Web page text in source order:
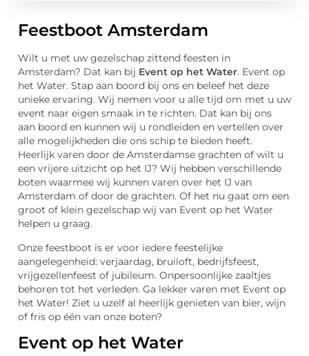
Feestboot Amsterdam
Wilt u met uw gezelschap zittend feesten in
Amsterdam? Dat kan bij Event op het Water. Event op
het Water. Stap aan boord bij ons en beleef het deze
unieke ervaring. Wij nemen voor u alle tijd om met u uw
event naar eigen smaak in te richten. Dat kan bij ons
aan boord en kunnen wij u rondleiden en vertellen over
alle mogelijkheden die ons schip te bieden heeft.
Heerlijk varen door de Amsterdamse grachten of wilt u
een vrijere uitzicht op het IJ? Wij hebben verschillende
boten waarmee wij kunnen varen over het IJ van
Amsterdam of door de grachten. Of het nu gaat om een
groot of klein gezelschap wij van Event op het Water
helpen u graag.
Onze feestboot is er voor iedere feestelijke
aangelegenheid: verjaardag, bruiloft, bedrijfsfeest,
vrijgezellenfeest of jubileum. Onpersoonlijke zaaltjes
behoren tot het verleden. Ga lekker varen met Event op
het Water! Ziet u uzelf al heerlijk genieten van bier, wijn
of fris op één van onze boten?
Event op het Water